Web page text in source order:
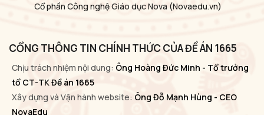
Cổ phần Công nghệ Giáo dục Nova (Novaedu.vn)
CỔNG THÔNG TIN CHÍNH THỨC CỦA ĐỀ ÁN 1665
Chịu trách nhiệm nội dung: Ông Hoàng Đức Minh - Tổ trưởng
tổ CT-TK Đề án 1665
Xây dựng và Vận hành website: Ông Đỗ Mạnh Hùng - CEO
NovaEdu